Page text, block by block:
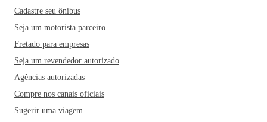
Cadastre seu ônibus
Seja um motorista parceiro
Fretado para empresas
Seja um revendedor autorizado
Agências autorizadas
Compre nos canais oficiais
Sugerir uma viagem